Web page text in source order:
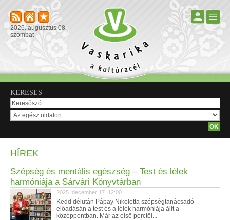
2026. augusztus 08.
szombat
KERESÉS
HÍREK
Szépség és mentális egészség – Test és lélek
harmóniája a Sárvári Könyvtárban
2025. december 17. 12:00
Kedd délután Pápay Nikoletta szépségtanácsadó
előadásán a test és a lélek harmóniája állt a
középpontban. Már az első perctől...